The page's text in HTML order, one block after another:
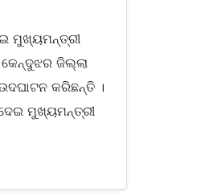
ମୁଖ୍ୟମନ୍ତ୍ରୀ
ଜିଲ୍ଲା
କରିଛନ୍ତି ।
ମୁଖ୍ୟମନ୍ତ୍ରୀ